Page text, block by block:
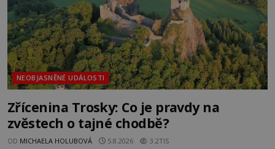
NEOBJASNĚNÉ UDÁLOSTI
Zřícenina Trosky: Co je pravdy na
zvěstech o tajné chodbě?
OD MICHAELA HOLUBOVÁ 5.8.2026 3.2TIS